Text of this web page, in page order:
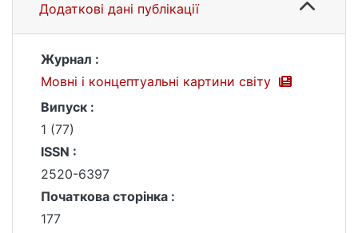
Додаткові дані публікації
Журнал :
Мовні і концептуальні картини світу
Випуск :
1 (77)
ISSN :
2520-6397
Початкова сторінка :
177